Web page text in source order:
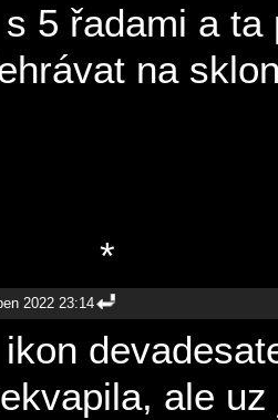
5 řadami a
na
*
2022 23:14
ale